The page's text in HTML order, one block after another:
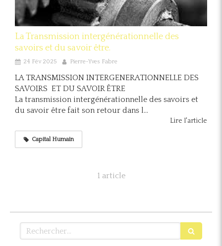
La Transmission intergénérationnelle des
savoirs et du savoir être.
24 Fév 2025 Pierre-Yves Fabre
LA TRANSMISSION INTERGENERATIONNELLE DES
SAVOIRS ET DU SAVOIR ÊTRE
La transmission intergénérationnelle des savoirs et
du savoir être fait son retour dans l...
Lire l'article
Capital Humain
1 article
Rechercher